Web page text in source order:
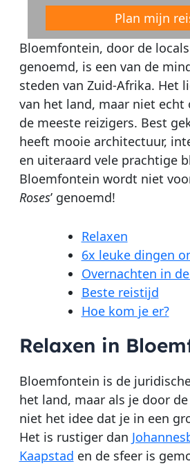
Plan mijn
Bloemfontein, door de
genoemd, is een van de
steden van Zuid-Afrika. Het
van het land, maar niet echt
de meeste reizigers. Best
heeft mooie architectuur,
en uiteraard vele prachtige
Bloemfontein wordt niet
Roses’ genoemd!
Relaxen
6x leuke dingen
Overnachten in
Beste reistijd
Hoe kom je er?
Relaxen in
Bloemfontein is de
het land, maar als je door
niet het idee dat je in een
Het is rustiger dan
Kaapstad en de sfeer is